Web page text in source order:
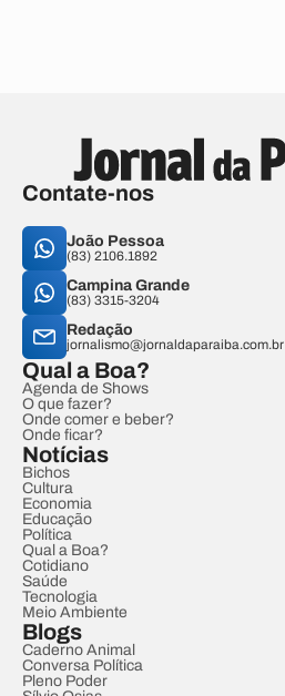
Contate-nos
João Pessoa
(83) 2106.1892
Campina Grande
(83) 3315-3204
Redação
jornalismo@jornaldaparaiba.com.br
Qual a Boa?
Agenda de Shows
O que fazer?
Onde comer e beber?
Onde ficar?
Notícias
Bichos
Cultura
Economia
Educação
Política
Qual a Boa?
Cotidiano
Saúde
Tecnologia
Meio Ambiente
Blogs
Caderno Animal
Conversa Política
Pleno Poder